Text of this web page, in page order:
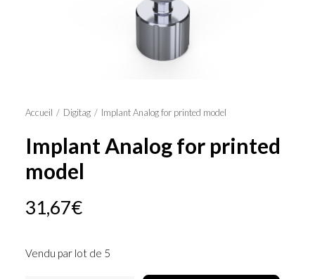
Recherche
Panier
Accueil Digitag Implant Analog for printed model
Implant Analog for printed
model
31,67€
Vendu par lot de 5